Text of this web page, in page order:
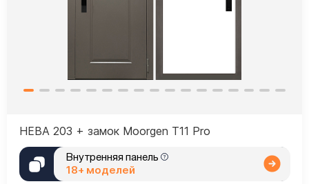
НЕВА 203 + замок Moorgen T11 Pro
Внутренняя панель
18+ моделей